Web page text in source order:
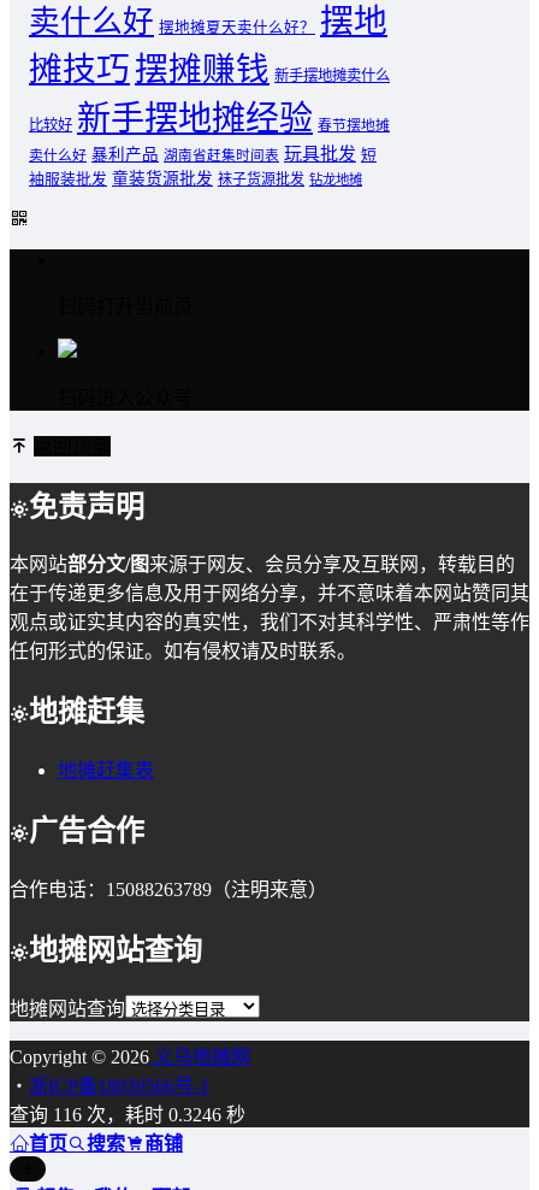
卖什么好 摆地摊夏天卖什么好？
摆地
摊技巧摆摊赚钱 新手摆地摊卖什么
比较好 新手摆地摊经验 春节摆地摊
卖什么好 暴利产品 湖南省赶集时间表 玩具批发 短
袖服装批发 童装货源批发 袜子货源批发 钻龙地摊
免责声明
本网站部分文/图来源于网友、会员分享及互联网，转载目的
在于传递更多信息及用于网络分享，并不意味着本网站赞同其
观点或证实其内容的真实性，我们不对其科学性、严肃性等作
任何形式的保证。如有侵权请及时联系。
地摊赶集
地摊赶集表
广告合作
合作电话：15088263789（注明来意）
地摊网站查询
地摊网站查询
Copyright © 2026 义乌地摊网
・ 浙ICP备18039566号-1
查询 116 次，耗时 0.3246 秒
首页
搜索 商铺